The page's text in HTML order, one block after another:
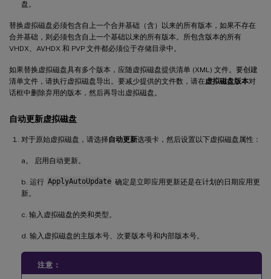
盘。
替换虚拟磁盘必须包含自上一个合并基础（含）以来的所有版本，如果不存在
合并基础，则必须包含自上一个基础以来的所有版本。所包含版本的所有
VHDX、AVHDX 和 PVP 文件都必须位于存储目录中。
如果替换虚拟磁盘具有多个版本，应随虚拟磁盘提供清单 (XML) 文件。要创建
清单文件，请执行虚拟磁盘导出。要减少提供的文件数，请在虚拟磁盘版本对
话框中删除弃用的版本，然后再导出虚拟磁盘。
自动更新虚拟磁盘
对于原始虚拟磁盘，请选择自动更新选项卡，然后设置以下虚拟磁盘属性：
a。 启用自动更新。
b. 运行 ApplyAutoUpdate 确定是立即应用更新还是在计划的日期应用更
新。
c. 输入虚拟磁盘的类和类型。
d. 输入虚拟磁盘的主版本号、次要版本号和内部版本号。
注意：